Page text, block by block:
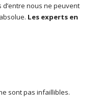
nous ne peuvent
Les experts en
sont pas infaillibles.